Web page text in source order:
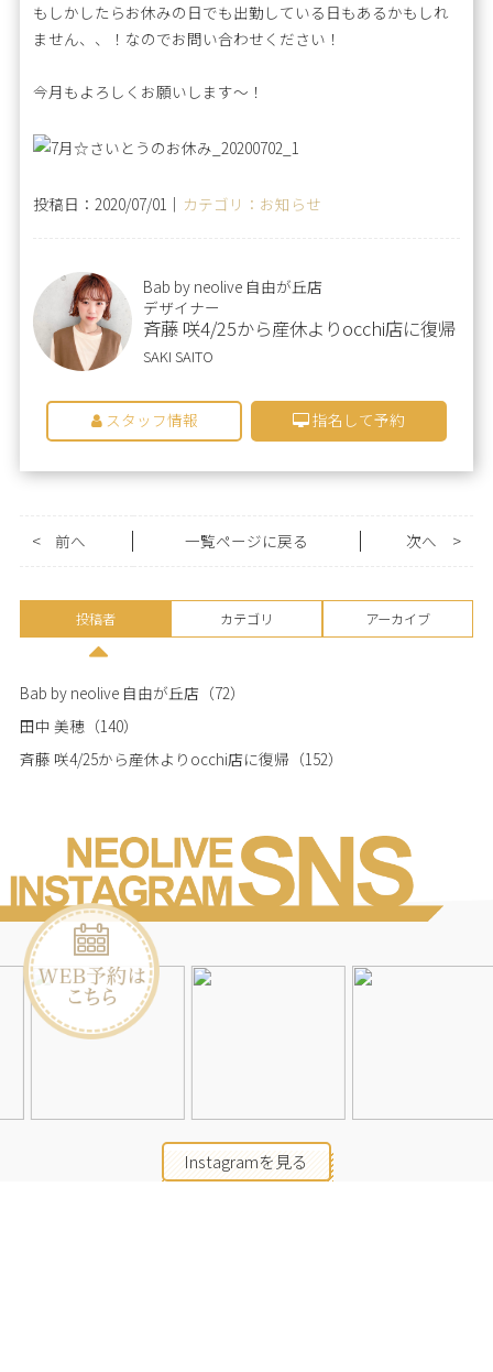
もしかしたらお休みの日でも出勤している日もあるかもしれ
ません、、！なのでお問い合わせください！
今月もよろしくお願いします～！
投稿日：2020/07/01｜ カテゴリ：お知らせ
Bab by neolive 自由が丘店
デザイナー
斉藤 咲4/25から産休よりocchi店に復帰
SAKI SAITO
スタッフ情報 指名して予約
< 前へ 一覧ページに戻る >
次へ
投稿者 カテゴリ アーカイブ
Bab by neolive 自由が丘店 （72）
田中 美穂 （140）
斉藤 咲4/25から産休よりocchi店に復帰 （152）
Instagramを見る